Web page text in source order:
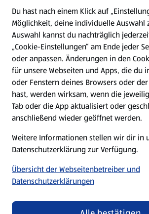
Presse
Hilfe & Kontakt
(öffnet in einem neuen Tab)
Unternehmen
Folge uns hier:
Datenschutz- und Richtlinienmenü
Cookie-Einstellungen
Du hast nach einem Klick auf
Möglichkeit, deine individuelle Auswahl
Auswahl kannst du nachträglich
„Cookie-Einstellungen“ am Ende jeder
oder anpassen. Änderungen in den
für unsere Webseiten und Apps, die du
oder Fenstern deines Browsers oder
hast, werden wirksam, wenn die
Tab oder die App aktualisiert oder
anschließend wieder geöffnet werden.
Weitere Informationen stellen wir dir in
Datenschutzerklärung zur Verfügung.
Übersicht der Webseitenbetreiber und
Datenschutzerklärungen